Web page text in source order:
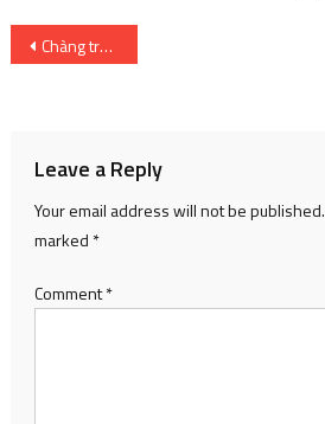
Post
Chàng trai người Khmer và Kim Duyên làm từ thiện sau khi được cử ‘Mister Global’
Leave a Reply
Your email address will not be published.
marked *
Comment*